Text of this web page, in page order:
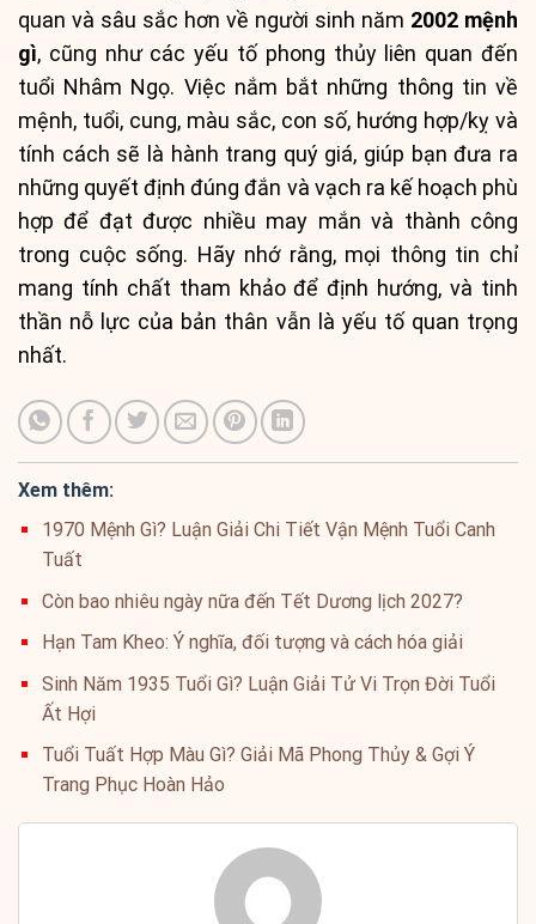
quan và sâu sắc hơn về người sinh năm 2002 mệnh
gì, cũng như các yếu tố phong thủy liên quan đến
tuổi Nhâm Ngọ. Việc nắm bắt những thông tin về
mệnh, tuổi, cung, màu sắc, con số, hướng hợp/kỵ và
tính cách sẽ là hành trang quý giá, giúp bạn đưa ra
những quyết định đúng đắn và vạch ra kế hoạch phù
hợp để đạt được nhiều may mắn và thành công
trong cuộc sống. Hãy nhớ rằng, mọi thông tin chỉ
mang tính chất tham khảo để định hướng, và tinh
thần nỗ lực của bản thân vẫn là yếu tố quan trọng
nhất.
Xem thêm:
1970 Mệnh Gì? Luận Giải Chi Tiết Vận Mệnh Tuổi Canh
Tuất
Còn bao nhiêu ngày nữa đến Tết Dương lịch 2027?
Hạn Tam Kheo: Ý nghĩa, đối tượng và cách hóa giải
Sinh Năm 1935 Tuổi Gì? Luận Giải Tử Vi Trọn Đời Tuổi
Ất Hợi
Tuổi Tuất Hợp Màu Gì? Giải Mã Phong Thủy & Gợi Ý
Trang Phục Hoàn Hảo